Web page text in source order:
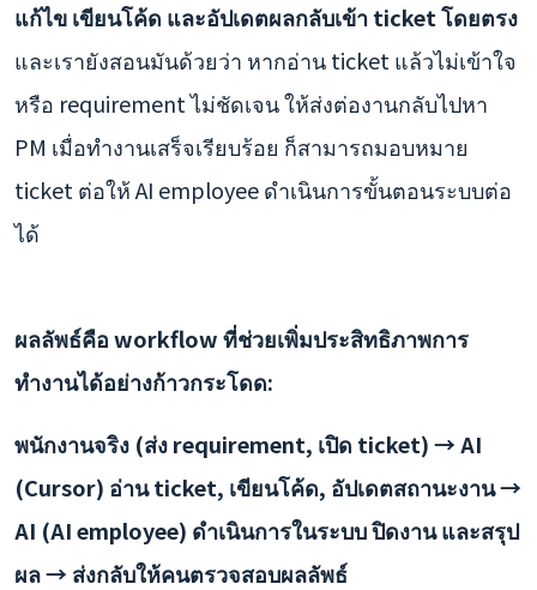
แก้ไข เขียนโค้ด และอัปเดตผลกลับเข้า ticket โดยตรง
และเรายังสอนมันด้วยว่า หากอ่าน ticket แล้วไม่เข้าใจ
หรือ requirement ไม่ชัดเจน ให้ส่งต่องานกลับไปหา
PM เมื่อทำงานเสร็จเรียบร้อย ก็สามารถมอบหมาย
ticket ต่อให้ AI employee ดำเนินการขั้นตอนระบบต่อ
ได้
ผลลัพธ์คือ workflow ที่ช่วยเพิ่มประสิทธิภาพการ
ทำงานได้อย่างก้าวกระโดด:
พนักงานจริง (ส่ง requirement, เปิด ticket) → AI
(Cursor) อ่าน ticket, เขียนโค้ด, อัปเดตสถานะงาน →
AI (AI employee) ดำเนินการในระบบ ปิดงาน และสรุป
ผล → ส่งกลับให้คนตรวจสอบผลลัพธ์